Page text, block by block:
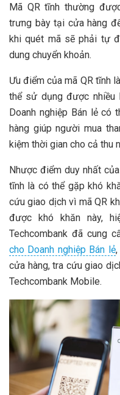
Mã QR tĩnh thường
trưng bày tại cửa hàng
khi quét mã sẽ phải tự
dung chuyển khoản.
Ưu điểm của mã QR tĩnh
thể sử dụng được nhiều
Doanh nghiệp Bán lẻ có
hàng giúp người mua
kiệm thời gian cho cả thu
Nhược điểm duy nhất
tĩnh là có thể gặp khó
cứu giao dịch vì mã QR
được khó khăn này,
Techcombank đã cung
cho Doanh nghiệp Bán lẻ
cửa hàng, tra cứu giao
Techcombank Mobile.